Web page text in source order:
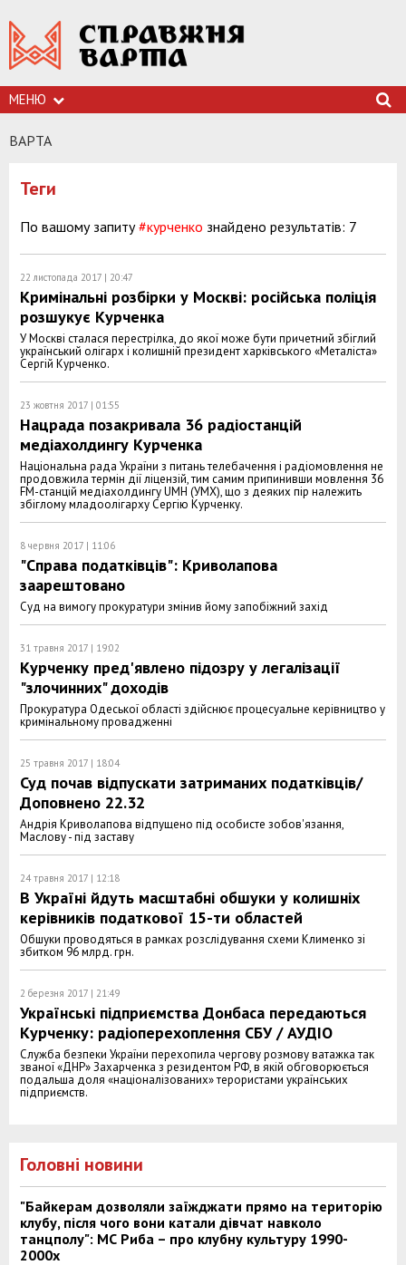
МЕНЮ
ВАРТА
Теги
По вашому запиту#курченко знайдено результатів: 7
22 листопада 2017 | 20:47
Кримінальні розбірки у Москві: російська поліція
розшукує Курченка
У Москві сталася перестрілка, до якої може бути причетний збіглий
український олігарх і колишній президент харківського «Металіста»
Сергій Курченко.
23 жовтня 2017 | 01:55
Нацрада позакривала 36 радіостанцій
медіахолдингу Курченка
Національна рада України з питань телебачення і радіомовлення не
продовжила термін дії ліцензій, тим самим припинивши мовлення 36
FM-станцій медіахолдингу UMH (УМХ), що з деяких пір належить
збіглому младоолігарху Сергію Курченку.
8 червня 2017 | 11:06
"Справа податківців": Криволапова
заарештовано
Суд на вимогу прокуратури змінив йому запобіжний захід
31 травня 2017 | 19:02
Курченку пред'явлено підозру у легалізації
"злочинних" доходів
Прокуратура Одеської області здійснює процесуальне керівництво у
кримінальному провадженні
25 травня 2017 | 18:04
Суд почав відпускати затриманих податківців/
Доповнено 22.32
Андрія Криволапова відпущено під особисте зобов'язання,
Маслову - під заставу
24 травня 2017 | 12:18
В Україні йдуть масштабні обшуки у колишніх
керівників податкової 15-ти областей
Обшуки проводяться в рамках розслідування схеми Клименко зі
збитком 96 млрд. грн.
2 березня 2017 | 21:49
Українські підприємства Донбаса передаються
Курченку: радіоперехоплення СБУ / АУДІО
Служба безпеки України перехопила чергову розмову ватажка так
званої «ДНР» Захарченка з резидентом РФ, в якій обговорюється
подальша доля «націоналізованих» терористами українських
підприємств.
Головні новини
"Байкерам дозволяли заїжджати прямо на територію
клубу, після чого вони катали дівчат навколо
танцполу": МС Риба – про клубну культуру 1990-
2000х